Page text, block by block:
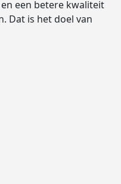
een betere kwaliteit
Dat is het doel van